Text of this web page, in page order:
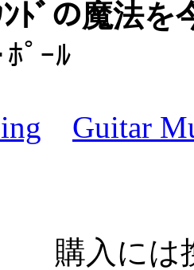
ﾝﾄﾞの魔法を
ﾎﾟｰﾙ
Guitar
購入には